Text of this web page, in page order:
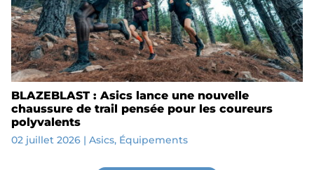
BLAZEBLAST : Asics lance une nouvelle
chaussure de trail pensée pour les coureurs
polyvalents
02 juillet 2026| Asics, Équipements